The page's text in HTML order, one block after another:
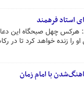
استاد فرهمند
هرکس چهل صبحگاه این دعا
را زنده خواهد کرد تا در
با امام زمان